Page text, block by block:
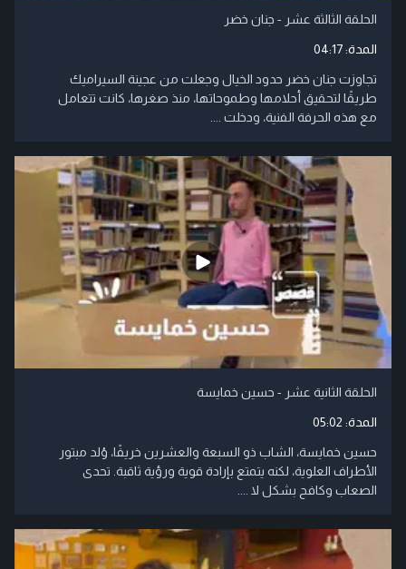
الحلقة الثالثة عشر - جنان خضر
المدة:04:17
تجاوزت جنان خضر حدود الخيال وجعلت من عجينة السيراميك
طريقًا لتحقيق أحلامها وطموحاتها، منذ صغرها، كانت تتعامل
مع هذه الحرفة الفنية، ودخلت ....
الحلقة الثانية عشر - حسين خمايسة
المدة: 05:02
حسين خمايسة، الشاب ذو السبعة والعشرين خريفًا، وُلد مبتور
الأطراف العلوية، لكنه يتمتع بإرادة قوية ورؤية ثاقبة. تحدى
الصعاب وكافح بشكل لا ....